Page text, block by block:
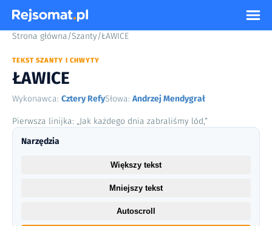
Strona główna/Szanty/ŁAWICE
TEKST SZANTY I CHWYTY
ŁAWICE
Wykonawca: Cztery RefySłowa: Andrzej Mendygrał
Pierwsza linijka: „Jak każdego dnia zabraliśmy lód,”
Narzędzia
Większy tekst
Mniejszy tekst
Autoscroll